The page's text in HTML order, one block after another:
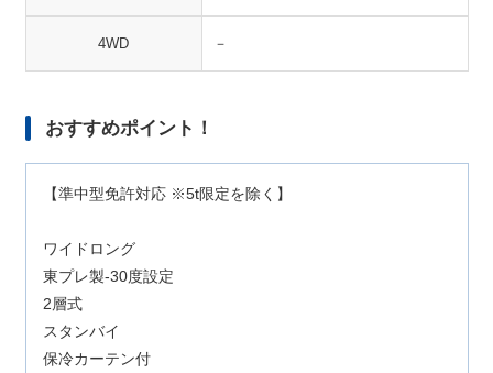
4WD －
おすすめポイント！
【準中型免許対応 ※5t限定を除く】
ワイドロング
東プレ製-30度設定
2層式
スタンバイ
保冷カーテン付